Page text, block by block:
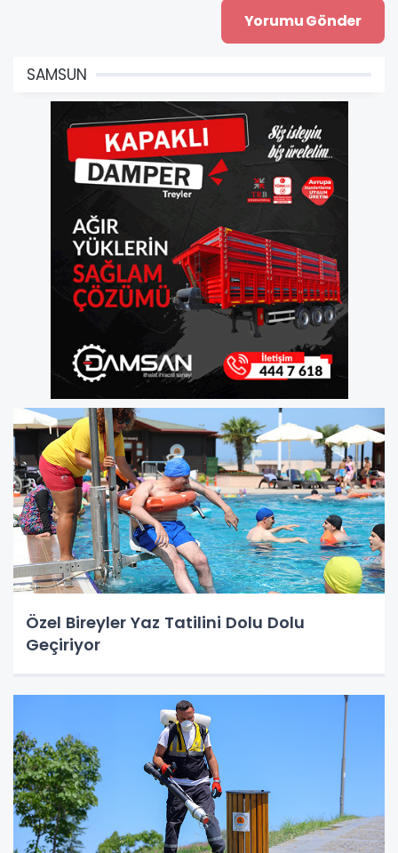
SAMSUN
Özel Bireyler Yaz Tatilini Dolu Dolu
Geçiriyor